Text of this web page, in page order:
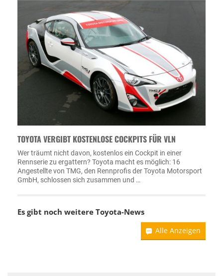
TOYOTA VERGIBT KOSTENLOSE COCKPITS FÜR VLN
Wer träumt nicht davon, kostenlos ein Cockpit in einer
Rennserie zu ergattern? Toyota macht es möglich: 16
Angestellte von TMG, den Rennprofis der Toyota Motorsport
GmbH, schlossen sich zusammen und …
Es gibt noch weitere Toyota-News
Alle Anzeigen